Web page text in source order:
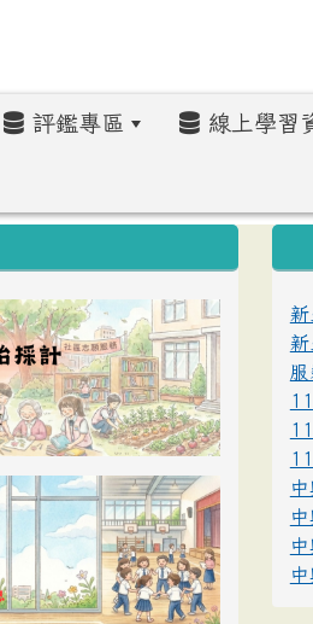
評鑑專區 線上學習
:::
新
新
服